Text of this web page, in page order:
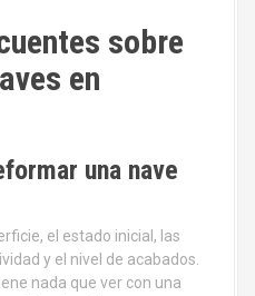
sobre
en
una nave
el estado inicial, las
y el nivel de acabados.
nada que ver con una